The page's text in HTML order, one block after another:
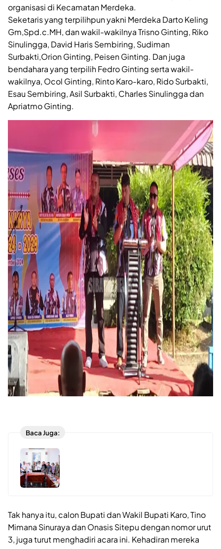
organisasi di Kecamatan Merdeka.
Seketaris yang terpilihpun yakni Merdeka Darto Keling
Gm,Spd.c.MH, dan wakil-wakilnya Trisno Ginting, Riko
Sinulingga, David Haris Sembiring, Sudiman
Surbakti,Orion Ginting, Peisen Ginting. Dan juga
bendahara yang terpilih Fedro Ginting serta wakil-
wakilnya, Ocol Ginting, Rinto Karo-karo, Rido Surbakti,
Esau Sembiring, Asil Surbakti, Charles Sinulingga dan
Apriatmo Ginting.
Baca Juga:
Tak hanya itu, calon Bupati dan Wakil Bupati Karo, Tino
Mimana Sinuraya dan Onasis Sitepu dengan nomor urut
3, juga turut menghadiri acara ini. Kehadiran mereka